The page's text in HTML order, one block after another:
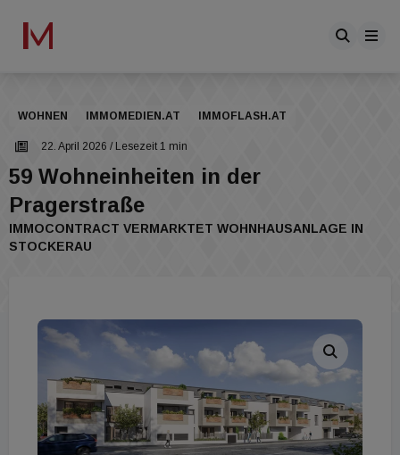
WOHNEN IMMOMEDIEN.AT IMMOFLASH.AT
22. April 2026 / Lesezeit 1 min
59 Wohneinheiten in der
Pragerstraße
IMMOCONTRACT VERMARKTET WOHNHAUSANLAGE IN
STOCKERAU